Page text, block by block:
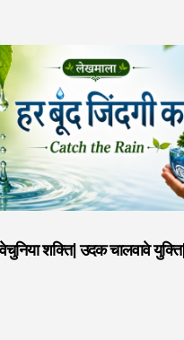
शक्ति| उदक चालवावे युक्ति||